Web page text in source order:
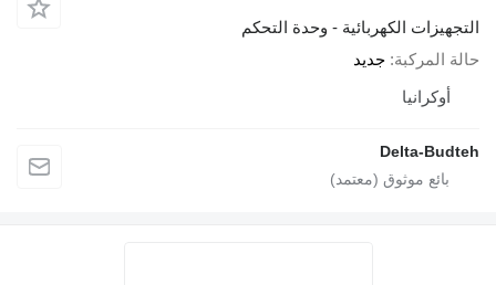
التجهيزات الكهربائية - وحدة التحكم
حالة المركبة جديد
أوكرانيا
Delta-Budteh